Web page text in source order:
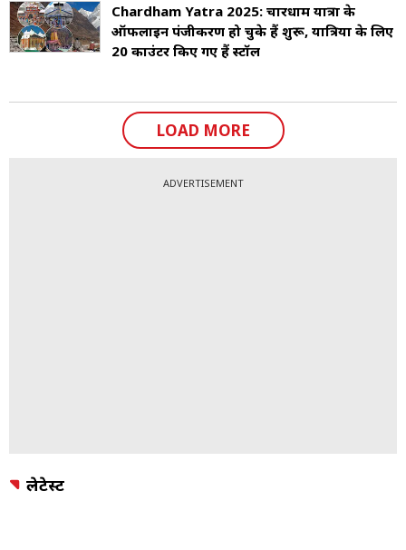
Chardham Yatra 2025: चारधाम यात्रा के
ऑफलाइन पंजीकरण हो चुके हैं शुरू, यात्रियों के लिए
20 काउंटर किए गए हैं स्टॉल
LOAD MORE
ADVERTISEMENT
लेटेस्ट